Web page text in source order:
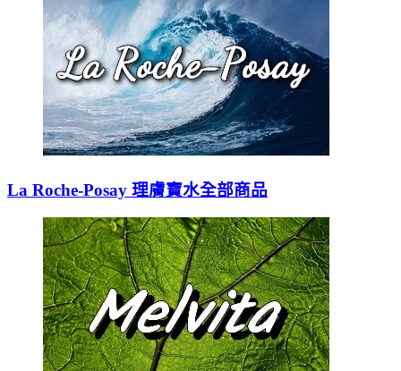
La Roche-Posay 理膚寶水全部商品